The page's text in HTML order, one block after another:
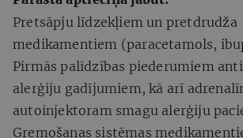
Pretsāpju līdzekļiem un pretdrudža
medikamentiem (paracetamols,
Pirmās palīdzības piederumiem
alerģiju gadījumiem, kā arī
autoinjektoram smagu alerģiju
Gremošanas sistēmas